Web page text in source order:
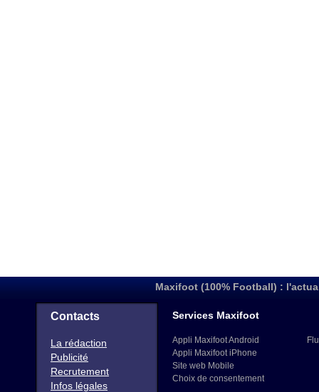
Maxifoot (100% Football) :
Contacts
La rédaction
Publicité
Recrutement
Infos légales
Services Maxifoot
Appli Maxifoot Android
Appli Maxifoot iPhone
Site web Mobile
Choix de consentement